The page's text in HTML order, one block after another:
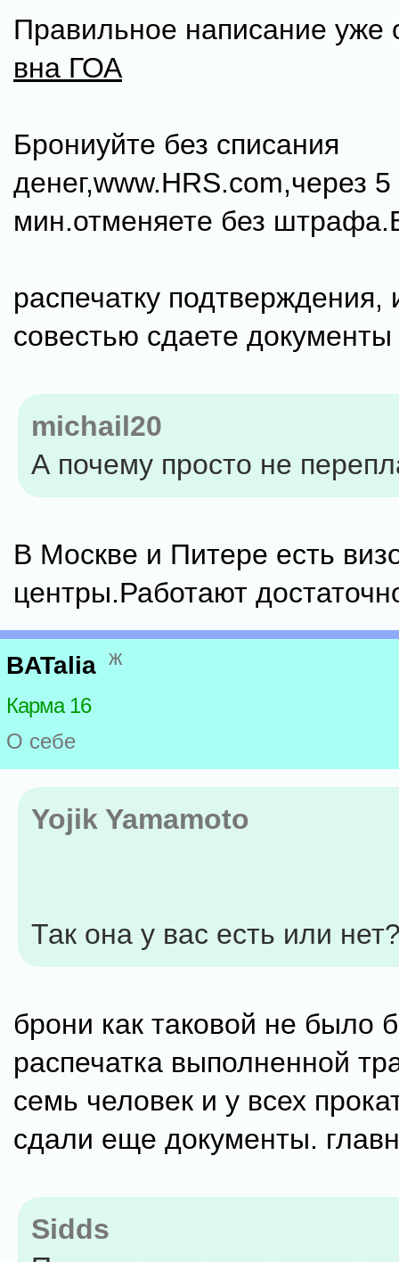
Правильное написание уже
вна ГОА
Брониуйте без списания
денег,www.HRS.com,через 5
мин.отменяете без
распечатку подтверждения,
совестью сдаете документы
michail20
А почему просто не
В Москве и Питере есть
центры.Работают
BATalia ж
Карма 16
О себе
Yojik Yamamoto
Так она у вас есть или
брони как таковой не было
распечатка выполненной
семь человек и у всех
сдали еще документы.
Sidds